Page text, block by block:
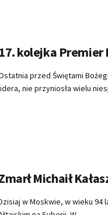
17. kolejka
przed Świętami
nie przyniosła wielu
Michaił
w Moskwie, w wieku 94